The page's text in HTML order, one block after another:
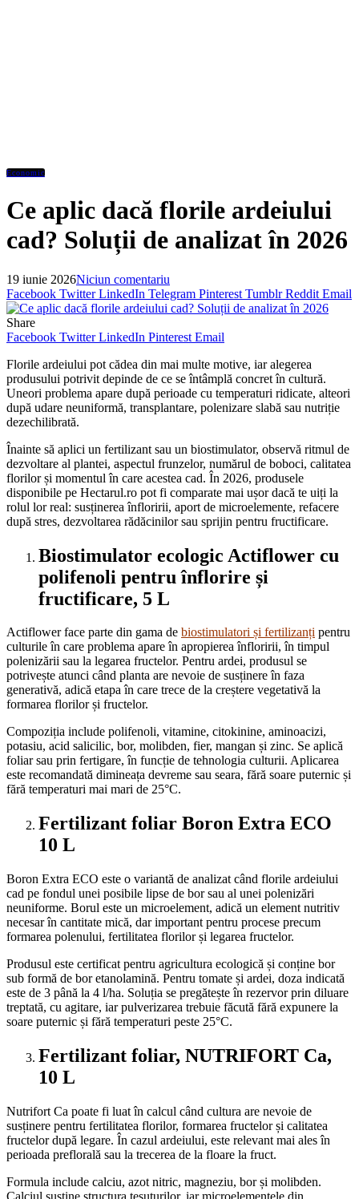
Economic
Ce aplic dacă florile ardeiului
cad? Soluții de analizat în 2026
19 iunie 2026Niciun comentariu
Facebook Twitter LinkedIn Telegram Pinterest Tumblr Reddit Email
Share
Facebook Twitter LinkedIn Pinterest Email
Florile ardeiului pot cădea din mai multe motive, iar alegerea
produsului potrivit depinde de ce se întâmplă concret în cultură.
Uneori problema apare după perioade cu temperaturi ridicate, alteori
după udare neuniformă, transplantare, polenizare slabă sau nutriție
dezechilibrată.
Înainte să aplici un fertilizant sau un biostimulator, observă ritmul de
dezvoltare al plantei, aspectul frunzelor, numărul de boboci, calitatea
florilor și momentul în care acestea cad. În 2026, produsele
disponibile pe Hectarul.ro pot fi comparate mai ușor dacă te uiți la
rolul lor real: susținerea înfloririi, aport de microelemente, refacere
după stres, dezvoltarea rădăcinilor sau sprijin pentru fructificare.
Biostimulator ecologic Actiflower cu
polifenoli pentru înflorire și
fructificare, 5 L
Actiflower face parte din gama de biostimulatori și fertilizanți pentru
culturile în care problema apare în apropierea înfloririi, în timpul
polenizării sau la legarea fructelor. Pentru ardei, produsul se
potrivește atunci când planta are nevoie de susținere în faza
generativă, adică etapa în care trece de la creștere vegetativă la
formarea florilor și fructelor.
Compoziția include polifenoli, vitamine, citokinine, aminoacizi,
potasiu, acid salicilic, bor, molibden, fier, mangan și zinc. Se aplică
foliar sau prin fertigare, în funcție de tehnologia culturii. Aplicarea
este recomandată dimineața devreme sau seara, fără soare puternic și
fără temperaturi mai mari de 25°C.
Fertilizant foliar Boron Extra ECO
10 L
Boron Extra ECO este o variantă de analizat când florile ardeiului
cad pe fondul unei posibile lipse de bor sau al unei polenizări
neuniforme. Borul este un microelement, adică un element nutritiv
necesar în cantitate mică, dar important pentru procese precum
formarea polenului, fertilitatea florilor și legarea fructelor.
Produsul este certificat pentru agricultura ecologică și conține bor
sub formă de bor etanolamină. Pentru tomate și ardei, doza indicată
este de 3 până la 4 l/ha. Soluția se pregătește în rezervor prin diluare
treptată, cu agitare, iar pulverizarea trebuie făcută fără expunere la
soare puternic și fără temperaturi peste 25°C.
Fertilizant foliar, NUTRIFORT Ca,
10 L
Nutrifort Ca poate fi luat în calcul când cultura are nevoie de
susținere pentru fertilitatea florilor, formarea fructelor și calitatea
fructelor după legare. În cazul ardeiului, este relevant mai ales în
perioada preflorală sau la trecerea de la floare la fruct.
Formula include calciu, azot nitric, magneziu, bor și molibden.
Calciul susține structura țesuturilor, iar microelementele din